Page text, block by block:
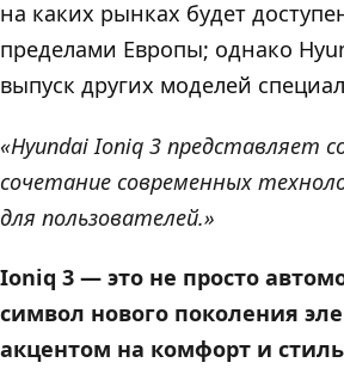
на каких рынках будет
пределами Европы; однако
выпуск других моделей
«Hyundai Ioniq 3 представляет
сочетание современных
для пользователей.»
Ioniq 3 — это не просто
символ нового поколения
акцентом на комфорт и